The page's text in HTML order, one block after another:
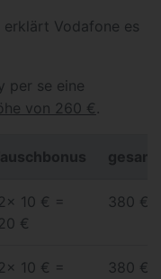
erklärt Vodafone es
per se eine
von 260 € .
gesamt
10 € =
€
380 €
10 € =
380 €